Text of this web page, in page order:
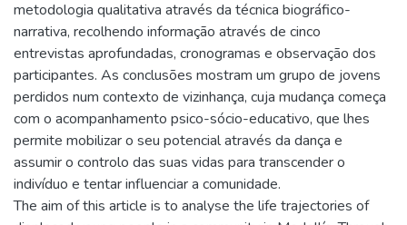
metodologia qualitativa através da técnica biográfico-
narrativa, recolhendo informação através de cinco
entrevistas aprofundadas, cronogramas e observação dos
participantes. As conclusões mostram um grupo de jovens
perdidos num contexto de vizinhança, cuja mudança começa
com o acompanhamento psico-sócio-educativo, que lhes
permite mobilizar o seu potencial através da dança e
assumir o controlo das suas vidas para transcender o
indivíduo e tentar influenciar a comunidade.
The aim of this article is to analyse the life trajectories of